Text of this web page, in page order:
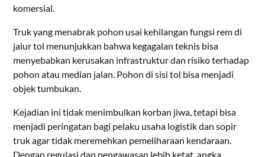
komersial.
Truk yang menabrak pohon usai kehilangan fungsi rem di
jalur tol menunjukkan bahwa kegagalan teknis bisa
menyebabkan kerusakan infrastruktur dan risiko terhadap
pohon atau median jalan. Pohon di sisi tol bisa menjadi
objek tumbukan.
Kejadian ini tidak menimbulkan korban jiwa, tetapi bisa
menjadi peringatan bagi pelaku usaha logistik dan sopir
truk agar tidak meremehkan pemeliharaan kendaraan.
Dengan regulasi dan pengawasan lebih ketat, angka